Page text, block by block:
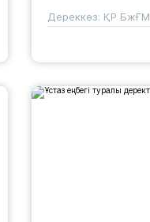
Дереккөз: ҚР БжҒМ